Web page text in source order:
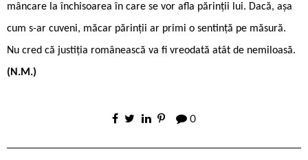
mâncare la închisoarea în care se vor afla părinții lui. Dacă, așa
cum s-ar cuveni, măcar părinții ar primi o sentință pe măsură.
Nu cred că justiția românească va fi vreodată atât de nemiloasă.
(N.M.)
0